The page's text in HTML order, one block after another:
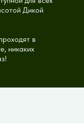
Дикой
в
никаких